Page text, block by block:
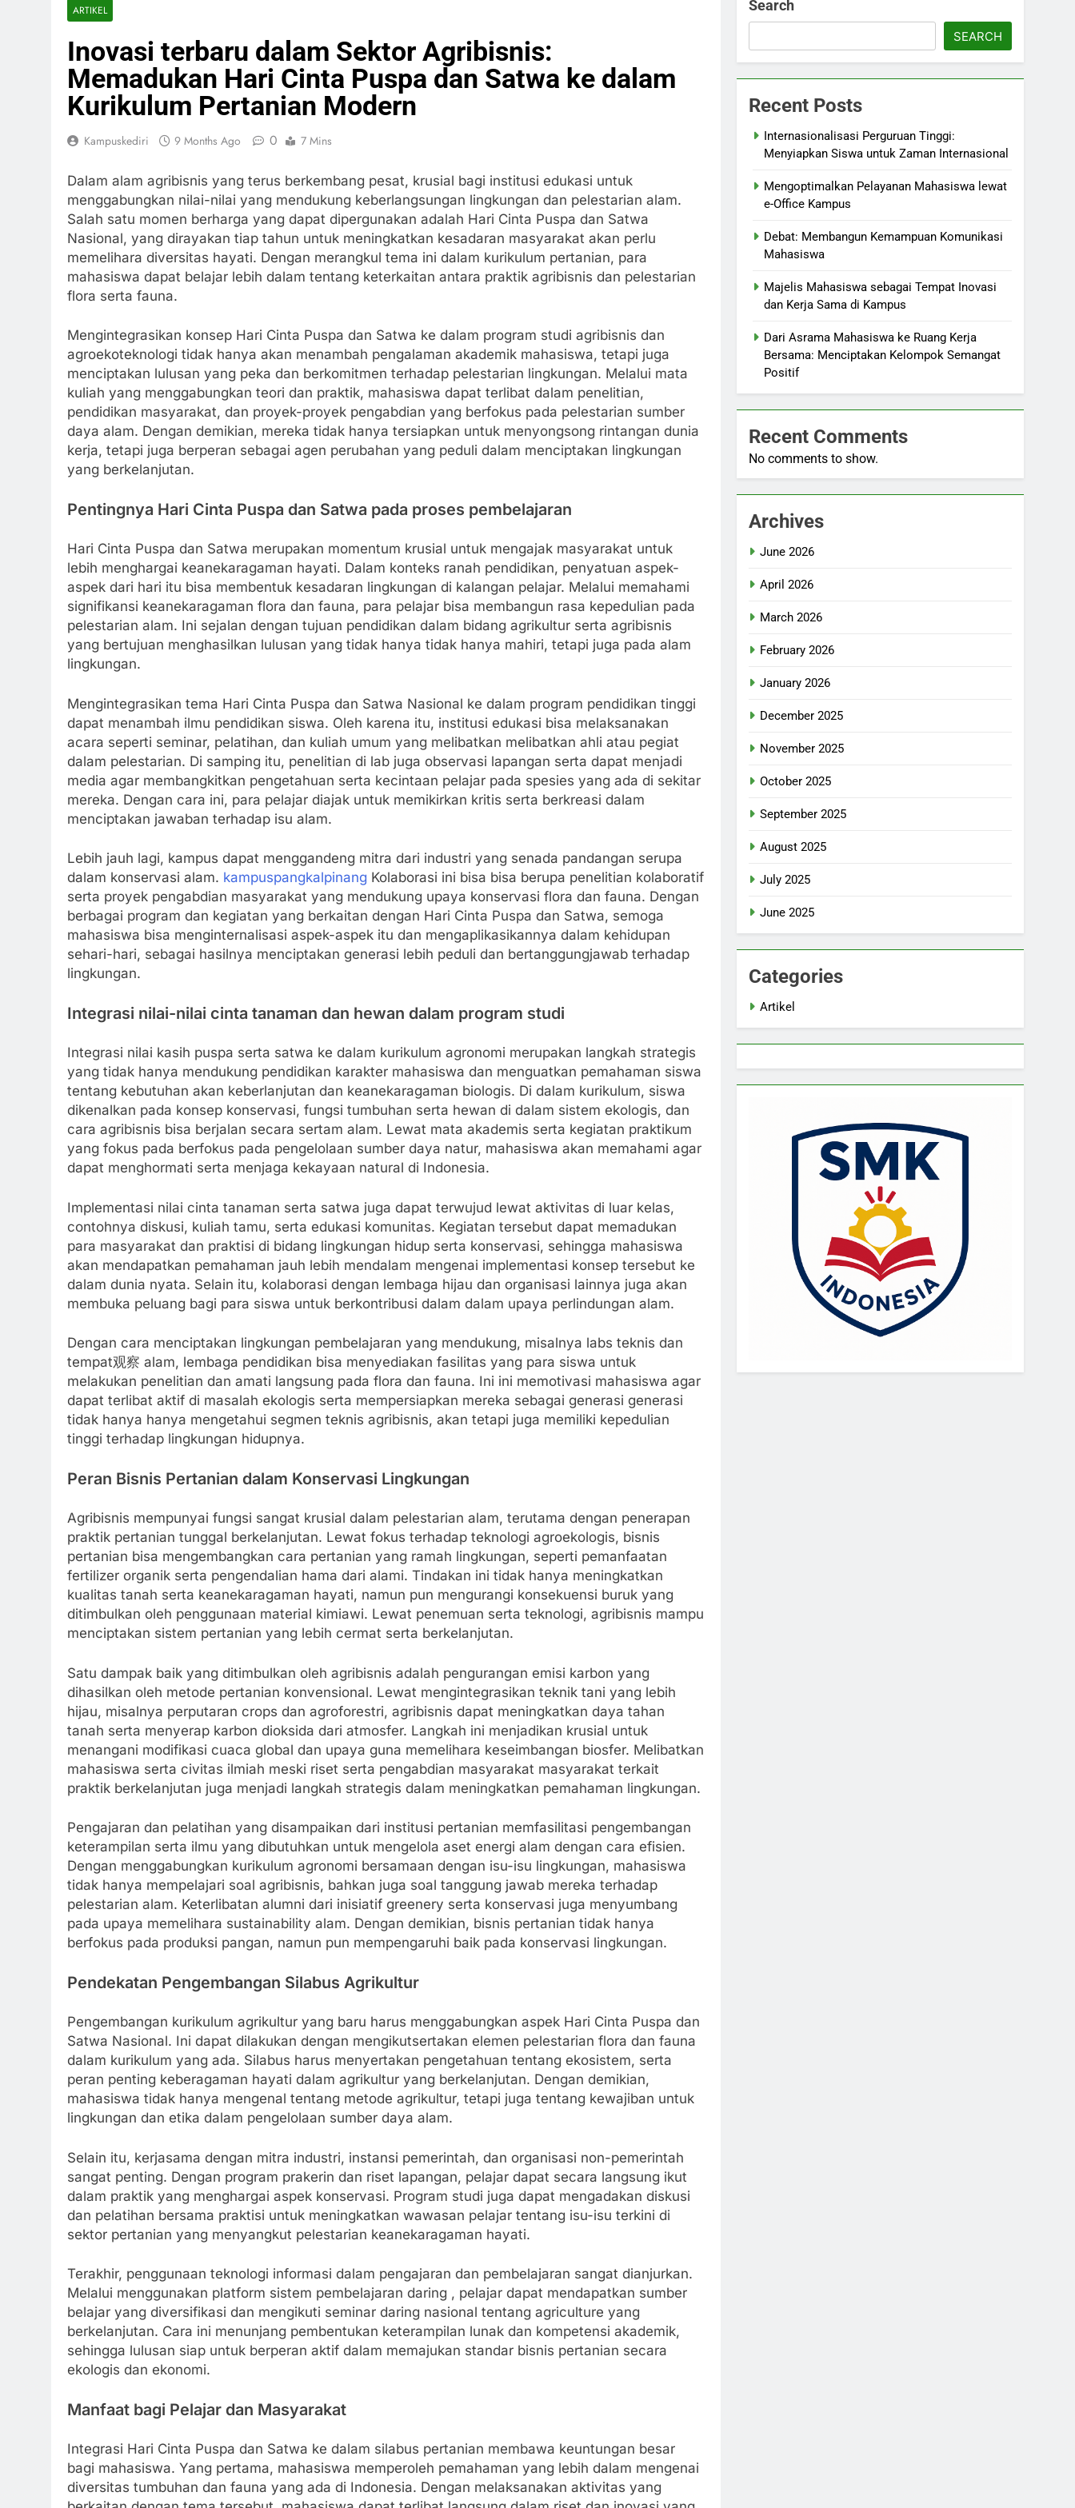
ARTIKEL
Inovasi terbaru dalam Sektor Agribisnis:
Memadukan Hari Cinta Puspa dan Satwa ke dalam
Kurikulum Pertanian Modern
Kampuskediri 9 Months Ago 0 7 Mins
Dalam alam agribisnis yang terus berkembang pesat, krusial bagi institusi edukasi untuk
menggabungkan nilai-nilai yang mendukung keberlangsungan lingkungan dan pelestarian alam.
Salah satu momen berharga yang dapat dipergunakan adalah Hari Cinta Puspa dan Satwa
Nasional, yang dirayakan tiap tahun untuk meningkatkan kesadaran masyarakat akan perlu
memelihara diversitas hayati. Dengan merangkul tema ini dalam kurikulum pertanian, para
mahasiswa dapat belajar lebih dalam tentang keterkaitan antara praktik agribisnis dan pelestarian
flora serta fauna.
Mengintegrasikan konsep Hari Cinta Puspa dan Satwa ke dalam program studi agribisnis dan
agroekoteknologi tidak hanya akan menambah pengalaman akademik mahasiswa, tetapi juga
menciptakan lulusan yang peka dan berkomitmen terhadap pelestarian lingkungan. Melalui mata
kuliah yang menggabungkan teori dan praktik, mahasiswa dapat terlibat dalam penelitian,
pendidikan masyarakat, dan proyek-proyek pengabdian yang berfokus pada pelestarian sumber
daya alam. Dengan demikian, mereka tidak hanya tersiapkan untuk menyongsong rintangan dunia
kerja, tetapi juga berperan sebagai agen perubahan yang peduli dalam menciptakan lingkungan
yang berkelanjutan.
Pentingnya Hari Cinta Puspa dan Satwa pada proses pembelajaran
Hari Cinta Puspa dan Satwa merupakan momentum krusial untuk mengajak masyarakat untuk
lebih menghargai keanekaragaman hayati. Dalam konteks ranah pendidikan, penyatuan aspek-
aspek dari hari itu bisa membentuk kesadaran lingkungan di kalangan pelajar. Melalui memahami
signifikansi keanekaragaman flora dan fauna, para pelajar bisa membangun rasa kepedulian pada
pelestarian alam. Ini sejalan dengan tujuan pendidikan dalam bidang agrikultur serta agribisnis
yang bertujuan menghasilkan lulusan yang tidak hanya tidak hanya mahiri, tetapi juga pada alam
lingkungan.
Mengintegrasikan tema Hari Cinta Puspa dan Satwa Nasional ke dalam program pendidikan tinggi
dapat menambah ilmu pendidikan siswa. Oleh karena itu, institusi edukasi bisa melaksanakan
acara seperti seminar, pelatihan, dan kuliah umum yang melibatkan melibatkan ahli atau pegiat
dalam pelestarian. Di samping itu, penelitian di lab juga observasi lapangan serta dapat menjadi
media agar membangkitkan pengetahuan serta kecintaan pelajar pada spesies yang ada di sekitar
mereka. Dengan cara ini, para pelajar diajak untuk memikirkan kritis serta berkreasi dalam
menciptakan jawaban terhadap isu alam.
Lebih jauh lagi, kampus dapat menggandeng mitra dari industri yang senada pandangan serupa
dalam konservasi alam. kampuspangkalpinang Kolaborasi ini bisa bisa berupa penelitian kolaboratif
serta proyek pengabdian masyarakat yang mendukung upaya konservasi flora dan fauna. Dengan
berbagai program dan kegiatan yang berkaitan dengan Hari Cinta Puspa dan Satwa, semoga
mahasiswa bisa menginternalisasi aspek-aspek itu dan mengaplikasikannya dalam kehidupan
sehari-hari, sebagai hasilnya menciptakan generasi lebih peduli dan bertanggungjawab terhadap
lingkungan.
Integrasi nilai-nilai cinta tanaman dan hewan dalam program studi
Integrasi nilai kasih puspa serta satwa ke dalam kurikulum agronomi merupakan langkah strategis
yang tidak hanya mendukung pendidikan karakter mahasiswa dan menguatkan pemahaman siswa
tentang kebutuhan akan keberlanjutan dan keanekaragaman biologis. Di dalam kurikulum, siswa
dikenalkan pada konsep konservasi, fungsi tumbuhan serta hewan di dalam sistem ekologis, dan
cara agribisnis bisa berjalan secara sertam alam. Lewat mata akademis serta kegiatan praktikum
yang fokus pada berfokus pada pengelolaan sumber daya natur, mahasiswa akan memahami agar
dapat menghormati serta menjaga kekayaan natural di Indonesia.
Implementasi nilai cinta tanaman serta satwa juga dapat terwujud lewat aktivitas di luar kelas,
contohnya diskusi, kuliah tamu, serta edukasi komunitas. Kegiatan tersebut dapat memadukan
para masyarakat dan praktisi di bidang lingkungan hidup serta konservasi, sehingga mahasiswa
akan mendapatkan pemahaman jauh lebih mendalam mengenai implementasi konsep tersebut ke
dalam dunia nyata. Selain itu, kolaborasi dengan lembaga hijau dan organisasi lainnya juga akan
membuka peluang bagi para siswa untuk berkontribusi dalam dalam upaya perlindungan alam.
Dengan cara menciptakan lingkungan pembelajaran yang mendukung, misalnya labs teknis dan
tempat观察 alam, lembaga pendidikan bisa menyediakan fasilitas yang para siswa untuk
melakukan penelitian dan amati langsung pada flora dan fauna. Ini ini memotivasi mahasiswa agar
dapat terlibat aktif di masalah ekologis serta mempersiapkan mereka sebagai generasi generasi
tidak hanya hanya mengetahui segmen teknis agribisnis, akan tetapi juga memiliki kepedulian
tinggi terhadap lingkungan hidupnya.
Peran Bisnis Pertanian dalam Konservasi Lingkungan
Agribisnis mempunyai fungsi sangat krusial dalam pelestarian alam, terutama dengan penerapan
praktik pertanian tunggal berkelanjutan. Lewat fokus terhadap teknologi agroekologis, bisnis
pertanian bisa mengembangkan cara pertanian yang ramah lingkungan, seperti pemanfaatan
fertilizer organik serta pengendalian hama dari alami. Tindakan ini tidak hanya meningkatkan
kualitas tanah serta keanekaragaman hayati, namun pun mengurangi konsekuensi buruk yang
ditimbulkan oleh penggunaan material kimiawi. Lewat penemuan serta teknologi, agribisnis mampu
menciptakan sistem pertanian yang lebih cermat serta berkelanjutan.
Satu dampak baik yang ditimbulkan oleh agribisnis adalah pengurangan emisi karbon yang
dihasilkan oleh metode pertanian konvensional. Lewat mengintegrasikan teknik tani yang lebih
hijau, misalnya perputaran crops dan agroforestri, agribisnis dapat meningkatkan daya tahan
tanah serta menyerap karbon dioksida dari atmosfer. Langkah ini menjadikan krusial untuk
menangani modifikasi cuaca global dan upaya guna memelihara keseimbangan biosfer. Melibatkan
mahasiswa serta civitas ilmiah meski riset serta pengabdian masyarakat masyarakat terkait
praktik berkelanjutan juga menjadi langkah strategis dalam meningkatkan pemahaman lingkungan.
Pengajaran dan pelatihan yang disampaikan dari institusi pertanian memfasilitasi pengembangan
keterampilan serta ilmu yang dibutuhkan untuk mengelola aset energi alam dengan cara efisien.
Dengan menggabungkan kurikulum agronomi bersamaan dengan isu-isu lingkungan, mahasiswa
tidak hanya mempelajari soal agribisnis, bahkan juga soal tanggung jawab mereka terhadap
pelestarian alam. Keterlibatan alumni dari inisiatif greenery serta konservasi juga menyumbang
pada upaya memelihara sustainability alam. Dengan demikian, bisnis pertanian tidak hanya
berfokus pada produksi pangan, namun pun mempengaruhi baik pada konservasi lingkungan.
Pendekatan Pengembangan Silabus Agrikultur
Pengembangan kurikulum agrikultur yang baru harus menggabungkan aspek Hari Cinta Puspa dan
Satwa Nasional. Ini dapat dilakukan dengan mengikutsertakan elemen pelestarian flora dan fauna
dalam kurikulum yang ada. Silabus harus menyertakan pengetahuan tentang ekosistem, serta
peran penting keberagaman hayati dalam agrikultur yang berkelanjutan. Dengan demikian,
mahasiswa tidak hanya mengenal tentang metode agrikultur, tetapi juga tentang kewajiban untuk
lingkungan dan etika dalam pengelolaan sumber daya alam.
Selain itu, kerjasama dengan mitra industri, instansi pemerintah, dan organisasi non-pemerintah
sangat penting. Dengan program prakerin dan riset lapangan, pelajar dapat secara langsung ikut
dalam praktik yang menghargai aspek konservasi. Program studi juga dapat mengadakan diskusi
dan pelatihan bersama praktisi untuk meningkatkan wawasan pelajar tentang isu-isu terkini di
sektor pertanian yang menyangkut pelestarian keanekaragaman hayati.
Terakhir, penggunaan teknologi informasi dalam pengajaran dan pembelajaran sangat dianjurkan.
Melalui menggunakan platform sistem pembelajaran daring , pelajar dapat mendapatkan sumber
belajar yang diversifikasi dan mengikuti seminar daring nasional tentang agriculture yang
berkelanjutan. Cara ini menunjang pembentukan keterampilan lunak dan kompetensi akademik,
sehingga lulusan siap untuk berperan aktif dalam memajukan standar bisnis pertanian secara
ekologis dan ekonomi.
Manfaat bagi Pelajar dan Masyarakat
Integrasi Hari Cinta Puspa dan Satwa ke dalam silabus pertanian membawa keuntungan besar
bagi mahasiswa. Yang pertama, mahasiswa memperoleh pemahaman yang lebih dalam mengenai
diversitas tumbuhan dan fauna yang ada di Indonesia. Dengan melaksanakan aktivitas yang
Search
SEARCH
Recent Posts
Internasionalisasi Perguruan Tinggi:
Menyiapkan Siswa untuk Zaman Internasional
Mengoptimalkan Pelayanan Mahasiswa lewat
e-Office Kampus
Debat: Membangun Kemampuan Komunikasi
Mahasiswa
Majelis Mahasiswa sebagai Tempat Inovasi
dan Kerja Sama di Kampus
Dari Asrama Mahasiswa ke Ruang Kerja
Bersama: Menciptakan Kelompok Semangat
Positif
Recent Comments
No comments to show.
Archives
June 2026
April 2026
March 2026
February 2026
January 2026
December 2025
November 2025
October 2025
September 2025
August 2025
July 2025
June 2025
Categories
Artikel